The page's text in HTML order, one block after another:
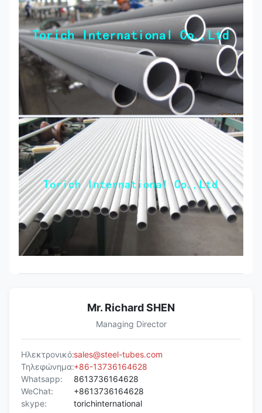
Mr. Richard SHEN
Managing Director
Ηλεκτρονικό:sales@steel-tubes.com
Τηλεφώνημα:+86-13736164628
Whatsapp:
8613736164628
WeChat:
+8613736164628
skype:
torichinternational